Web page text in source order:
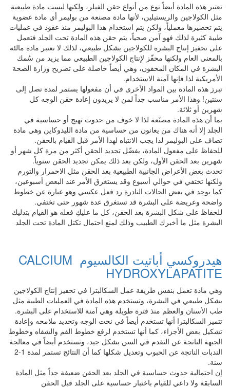
تعتبر هذه المادة أيضاً نوع من أنواع حقن الفيلر، ولكنها ليست مادة طبيعية
مثل الكولاجين والريستيلين، لأنها مادة مصنعة من بوليمر أي مادة عضوية
يتم تحضيرها معملياً، ولكن يتم استخدام هذا البوليمر منذ عقود في عمليات
طبية كثيرة لذلك فهو آمن صحياً، يتم حقن هذه المادة تحت الجلد فتعمل
على تحفيز إنتاج البشرة للكولاجين بشكل طبيعي، لذلك لا تعتبر مادة مالئة
بالمعنى العام ولكنها محفّز لإنتاج الكولاجين الطبيعي مما يزيد من سُمك
البشرة في المكان المحقون، وهي أيضاً حاصلة على تصريح وزارة الصحة
الأمريكية لذا فإنها آمنة الاستخدام.
تبرز هذه المادة بين المواد الأخرى في أن مفعولها يستمر لمدة تصل إلى
سنتين! وهذا الأمر مناسب جداً لمن لا يريدون إعادة حقن الوجه كل
شهرين أو ثلاثة.
بما أن هذه المادة مصنّعة لذا لا خوف من حدوث تهيج أو حساسية في
الجلد إلا أنه هناك من يعانون من حساسية من مادة الليدوكاين وهي مادة
تضاف على البوليمر لذا يجب الانتباه لهذا الأمر قبل القيام بالحقن.
للحفاظ على مفعول المادة، يفضّل تجديد الحقن أكثر من مرة كل شهر أو
شهرين بعد الحقن الأول، ولكن بعد ذلك يمكن تجديد الحقن سنوياً.
تحدث بعض الأعراض الجانبية الطبيعية بعد الحقن مثل الاحمرار والتورم
ولكنها تختفي في حوالي أسبوع وقد يستغرق الأمر عند البعض أسبوعين،
كما يوجد في بعض الحالات النادرة رد فعل عكسي وهو عبارة عن خطوط
واضحة وعريضة على البشرة قد تستغرق عدة شهور حتى تختفي.
للحفاظ على شكل البشرة بعد الحقن، كل ما عليكِ فعله هو القيام بتدليك
البشرة مثل ما أخبرك الطبيب وذلك لمنع احتمال تكتل المادة تحت الجلد
هيدروكسي أباتيت الكالسيوم CALCIUM
HYDROXYLAPATITE
وهي مادة تعمل بنفس طريقة عمل السكالبترا في تحفيز إنتاج الكولاجين
بشكل طبيعي في البشرة، وتستخدم هذه المادة في العمليات الطبية مثل
طب الأسنان والعظم منذ فترة طويلة وهي آمنة للاستخدام على البشرة.
تتميز السكالبترا أنها تستخدم أيضاً في نحت الوجه وتحديد ملامحه وإعادة
تشكيل بعض الأجزاء، كما أنها تستخدم لرفع خطوط الفم والشفاه وخطوط
الجبهة الناتجة عن التقدم في السن بشكل جيد، وتستخدم أيضاً في معالجة
الندبات الناتجة عن الحبوب وتعديل شكلها كما أن النتائج تستمر لمدة 1-2
سنة.
إن احتمالية حدوث حساسية في الجلد بعد الحقن ضعيفة جداً مثل المادة
السابقة ولا داعي للقيام باختبار حساسية على الجلد قبل الحقن